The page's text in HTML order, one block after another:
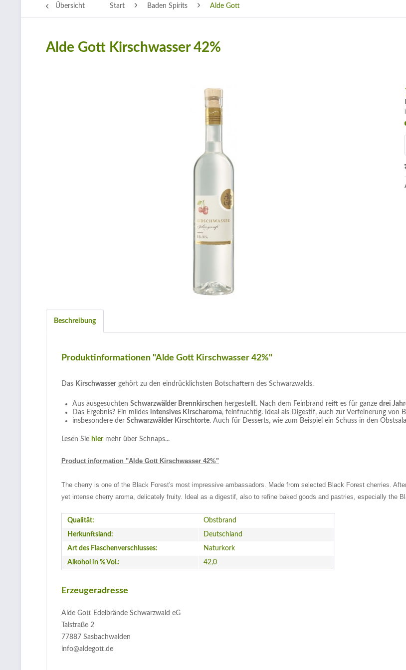
Übersicht Start Baden Spirits Alde Gott
Alde Gott Kirschwasser 42%
Beschreibung
Produktinformationen "Alde Gott Kirschwasser 42%"
Das Kirschwasser gehört zu den eindrücklichsten Botschaftern des Schwarzwalds.
Aus ausgesuchten Schwarzwälder Brennkirschen hergestellt. Nach dem Feinbrand reift es für ganze drei
Das Ergebnis? Ein mildes intensives Kirscharoma, feinfruchtig. Ideal als Digestif, auch zur Verfeinerung von
insbesondere der Schwarzwälder Kirschtorte. Auch für Desserts, wie zum Beispiel ein Schuss in den
Lesen Sie hiermehr über Schnaps...
Product information "Alde Gott Kirschwasser 42%"
The cherry is one of the Black Forest's most impressive ambassadors. Made from selected Black Forest cherries.
yet intense cherry aroma, delicately fruity. Ideal as a digestif, also to refine baked goods and pastries, especially the
Qualität:
Obstbrand
Herkunftsland:
Deutschland
Art des Flaschenverschlusses:
Naturkork
Alkohol in % Vol.:
42,0
Erzeugeradresse
Alde Gott Edelbrände Schwarzwald eG
Talstraße 2
77887 Sasbachwalden
info@aldegott.de